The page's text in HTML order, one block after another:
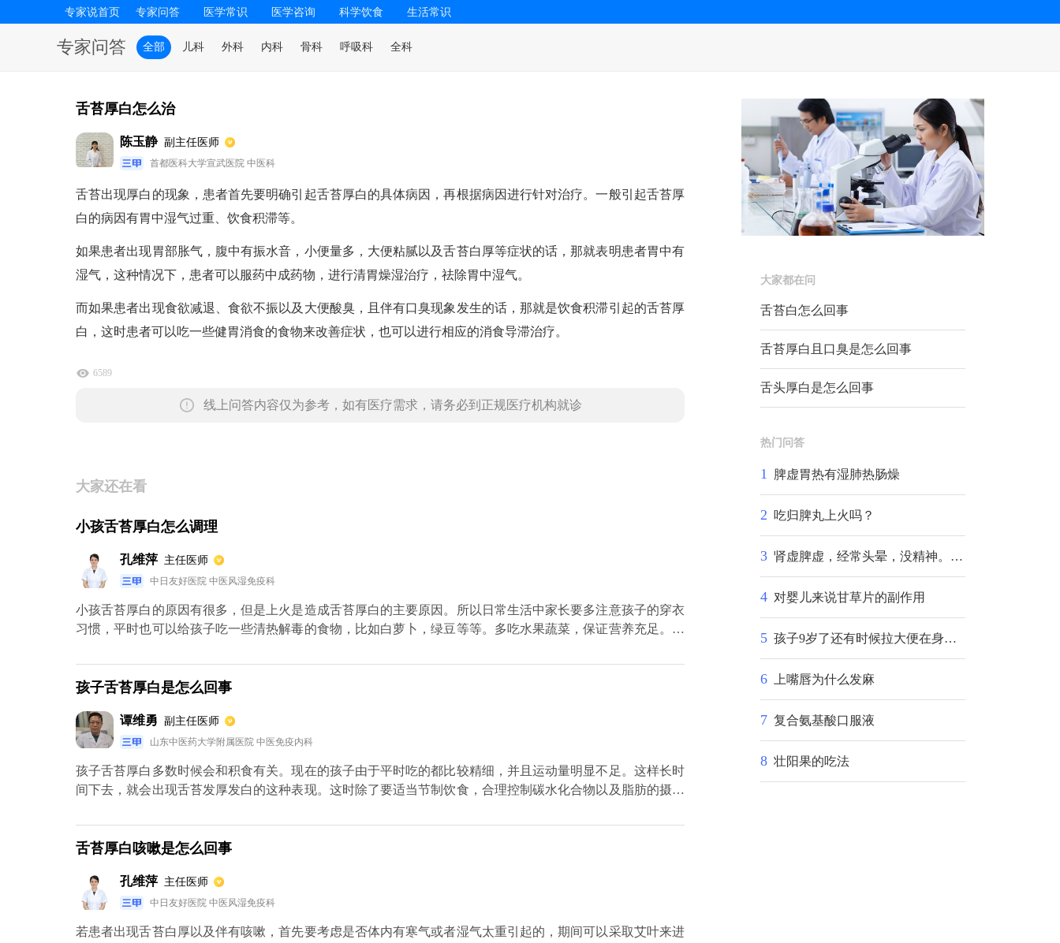
专家说首页 专家问答 医学常识 医学咨询 科学饮食 生活常识
专家问答 全部 儿科 外科 内科 骨科 呼吸科 全科
舌苔厚白怎么治
陈玉静 副主任医师
首都医科大学宣武医院 中医科
舌苔出现厚白的现象，患者首先要明确引起舌苔厚白的具体病因，再根据病因进行针对治疗。一般引起舌苔厚
白的病因有胃中湿气过重、饮食积滞等。
如果患者出现胃部胀气，腹中有振水音，小便量多，大便粘腻以及舌苔白厚等症状的话，那就表明患者胃中有
湿气，这种情况下，患者可以服药中成药物，进行清胃燥湿治疗，祛除胃中湿气。
而如果患者出现食欲减退、食欲不振以及大便酸臭，且伴有口臭现象发生的话，那就是饮食积滞引起的舌苔厚
白，这时患者可以吃一些健胃消食的食物来改善症状，也可以进行相应的消食导滞治疗。
6589
线上问答内容仅为参考，如有医疗需求，请务必到正规医疗机构就诊
大家还在看
小孩舌苔厚白怎么调理
孔维萍 主任医师
中日友好医院 中医风湿免疫科
小孩舌苔厚白的原因有很多，但是上火是造成舌苔厚白的主要原因。所以日常生活中家长要多注意孩子的穿衣
习惯，平时也可以给孩子吃一些清热解毒的食物，比如白萝卜，绿豆等等。多吃水果蔬菜，保证营养充足。多
可以用淡竹叶泡水给小孩服用，淡竹叶清火利尿，可有效的缓解孩子因上火引起的尿尿难受的情况，淡竹叶还
有调理脾胃，肠胃的作用。除此之外，还可以采用稻芽促消化，缓解积食，清热解毒，排除体内毒素。
孩子舌苔厚白是怎么回事
谭维勇 副主任医师
山东中医药大学附属医院 中医免疫内科
孩子舌苔厚白多数时候会和积食有关。现在的孩子由于平时吃的都比较精细，并且运动量明显不足。这样长时
间下去，就会出现舌苔发厚发白的这种表现。这时除了要适当节制饮食，合理控制碳水化合物以及脂肪的摄入
行治疗。这种药物没有小儿的剂型，通常可以按照成人剂量减半进行口服，一般需要持3-5天左右的时间，能
够有效缓解积食。等到积食得到缓解之后，舌苔自然就会变薄。
舌苔厚白咳嗽是怎么回事
孔维萍 主任医师
中日友好医院 中医风湿免疫科
若患者出现舌苔白厚以及伴有咳嗽，首先要考虑是否体内有寒气或者湿气太重引起的，期间可以采取艾叶来进
大家都在问
舌苔白怎么回事
舌苔厚白且口臭是怎么回事
舌头厚白是怎么回事
热门问答
1 脾虚胃热有湿肺热肠燥
2 吃归脾丸上火吗？
3 肾虚脾虚，经常头晕，没精神。食欲不振没胃口
4 对婴儿来说甘草片的副作用
5 孩子9岁了还有时候拉大便在身上不知道怎么回事:
6 上嘴唇为什么发麻
7 复合氨基酸口服液
8 壮阳果的吃法